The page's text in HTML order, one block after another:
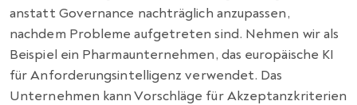
anstatt Governance nachträglich anzupassen,
nachdem Probleme aufgetreten sind. Nehmen wir als
Beispiel ein Pharmaunternehmen, das europäische KI
für Anforderungsintelligenz verwendet. Das
Unternehmen kann Vorschläge für Akzeptanzkriterien